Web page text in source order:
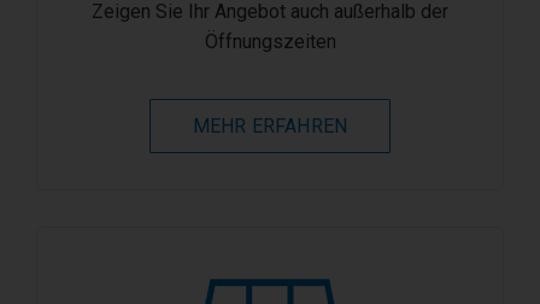
Zeigen Sie Ihr Angebot auch außerhalb der
Öffnungszeiten
MEHR ERFAHREN